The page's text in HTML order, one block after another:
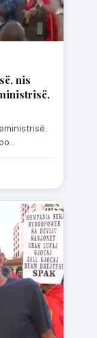
nis